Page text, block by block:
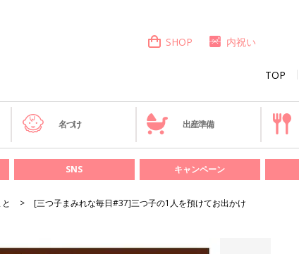
TOP
SHOP 内祝い
名づけ 出産準備
SNS キャンペーン
[三つ子まみれな毎日#37]三つ子の1人を預けてお出かけ